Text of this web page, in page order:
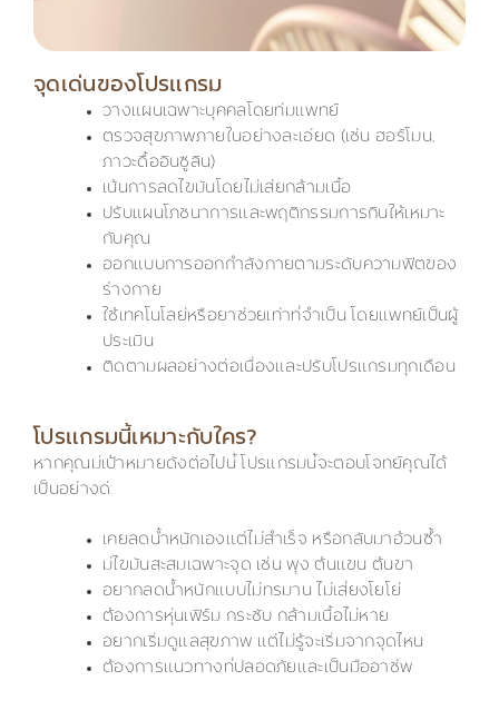
จุดเด่นของโปรแกรม
วางแผนเฉพาะบุคคลโดยทีมแพทย์
ตรวจสุขภาพภายในอย่างละเอียด (เช่น ฮอร์โมน,
ภาวะดื้ออินซูลิน)
เน้นการลดไขมันโดยไม่เสียกล้ามเนื้อ
ปรับแผนโภชนาการและพฤติกรรมการกินให้เหมาะ
กับคุณ
ออกแบบการออกกำลังกายตามระดับความฟิตของ
ร่างกาย
ใช้เทคโนโลยีหรือยาช่วยเท่าที่จำเป็น โดยแพทย์เป็นผู้
ประเมิน
ติดตามผลอย่างต่อเนื่องและปรับโปรแกรมทุกเดือน
โปรแกรมนี้เหมาะกับใคร?
หากคุณมีเป้าหมายดังต่อไปนี้ โปรแกรมนี้จะตอบโจทย์คุณได้
เป็นอย่างดี:
เคยลดน้ำหนักเองแต่ไม่สำเร็จ หรือกลับมาอ้วนซ้ำ
มีไขมันสะสมเฉพาะจุด เช่น พุง ต้นแขน ต้นขา
อยากลดน้ำหนักแบบไม่ทรมาน ไม่เสี่ยงโยโย่
ต้องการหุ่นเฟิร์ม กระชับ กล้ามเนื้อไม่หาย
อยากเริ่มดูแลสุขภาพ แต่ไม่รู้จะเริ่มจากจุดไหน
ต้องการแนวทางที่ปลอดภัยและเป็นมืออาชีพ